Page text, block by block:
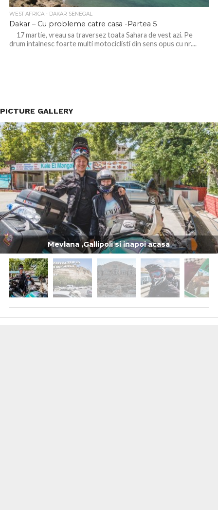
WEST AFRICA - DAKAR SENEGAL
Dakar – Cu probleme catre casa -Partea 5
17 martie, vreau sa traversez toata Sahara de vest azi. Pe
drum intalnesc foarte multi motociclisti din sens opus cu nr....
PICTURE GALLERY
Mevlana ,Gallipoli si inapoi acasa